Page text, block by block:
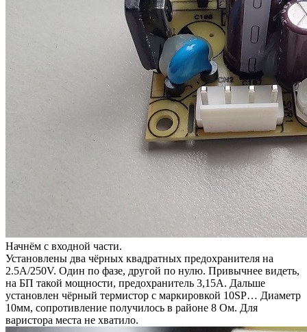
Начнём с входной части.
Установлены два чёрных квадратных предохранителя на
2.5A/250V. Один по фазе, другой по нулю. Привычнее видеть,
на БП такой мощности, предохранитель 3,15A. Дальше
установлен чёрный термистор с маркировкой 10SP… Диаметр
10мм, сопротивление получилось в районе 8 Ом. Для
варистора места не хватило.